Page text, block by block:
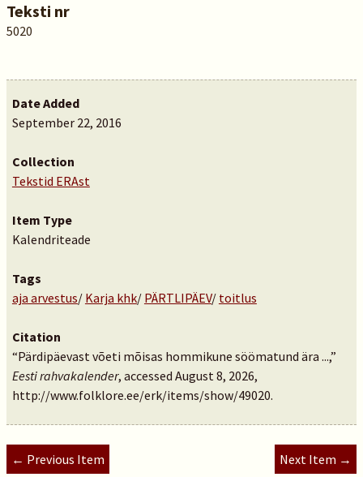
Teksti nr
5020
Date Added
September 22, 2016
Collection
Tekstid ERAst
Item Type
Kalendriteade
Tags
aja arvestus/ Karja khk/ PÄRTLIPÄEV/ toitlus
Citation
“Pärdipäevast võeti mõisas hommikune söömatund ära ...,”
Eesti rahvakalender, accessed August 8, 2026,
http://www.folklore.ee/erk/items/show/49020.
← Previous Item Next Item →